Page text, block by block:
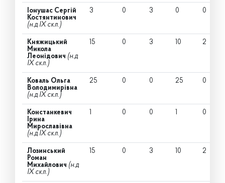
Іонушас Сергій
Костянтинович
(н.д IX скл.)
3 0 3 0 0
Княжицький
Микола
Леонідович (н.д
IX скл.)
15 0 3 10 2
Коваль Ольга
Володимирівна
(н.д IX скл.)
25 0 0 25 0
Констанкевич
Ірина
Мирославівна
(н.д IX скл.)
1 0 0 1 0
Лозинський
Роман
Михайлович (н.д
IX скл.)
15 0 3 10 2